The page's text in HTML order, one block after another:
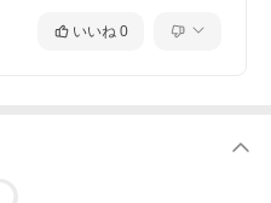
いいね 0